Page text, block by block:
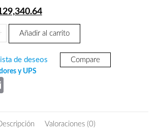
El
precio
$129,340.64.
Añadir al carrito
de deseos Compare
y UPS
ail
Valoraciones (0)